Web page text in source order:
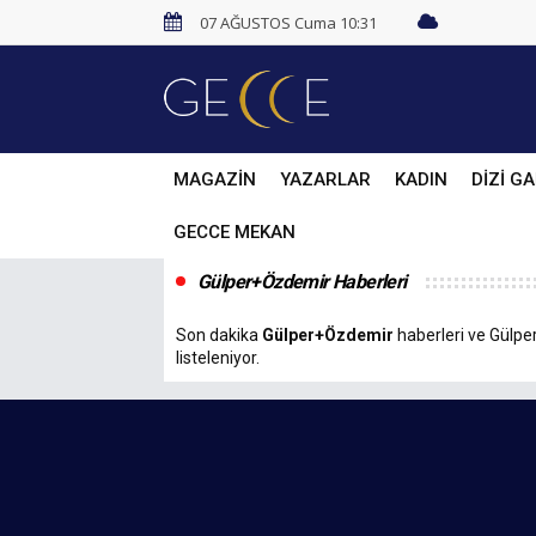
07 AĞUSTOS Cuma 10:31
MAGAZİN YAZARLAR KADIN DİZİ
GECCE MEKAN
Gülper+Özdemir Haberleri
Son dakika Gülper+Özdemir haberleri ve
listeleniyor.